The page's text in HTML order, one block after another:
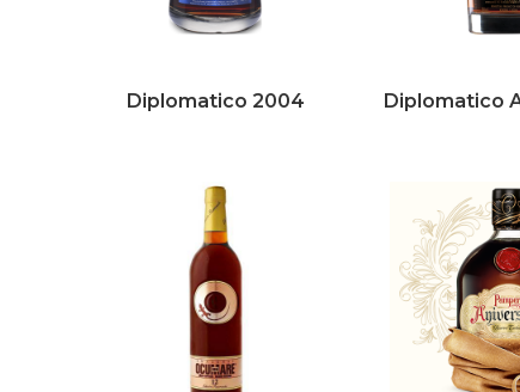
Diplomatico 2004 Diplomatico